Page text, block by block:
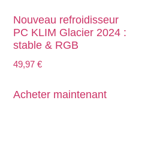
Nouveau refroidisseur
PC KLIM Glacier 2024 :
stable & RGB
49,97 €
Acheter maintenant